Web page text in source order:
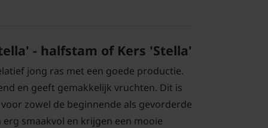
- halfstam of Kers 'Stella'
jong ras met een goede productie.
en geeft gemakkelijk vruchten. Dit is
zowel de beginnende als gevorderde
smaakvol en krijgen een mooie